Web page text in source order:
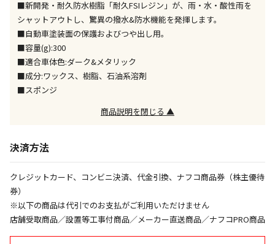
す
特定の店舗のみで受取ができる商品です（宅配便での
お届けができません）
※同時購入の商品は、全て同じ店舗での受取となりま
す
が、ご購入手続きを分けてお買い求めください
※「宅配・店舗受取」「宅配のみ」マークの商品のみ
午前9時までのご注文確定した商品については、当日に
■新開発・耐久防水樹脂「耐久FSIレジン」が、雨・水・酸性雨を
シャットアウトし、驚異の撥水&防水機能を発揮します。
■自動車塗装面の保護およびつや出し用。
■容量(g):300
■適合車体色:ダーク&メタリック
■成分:ワックス、樹脂、石油系溶剤
■スポンジ
商品説明を閉じる ▲
決済方法
クレジットカード、コンビニ決済、代金引換、ナフコ商品券（株主優待
券）
※以下の商品は代引でのお支払がご利用いただけません
店舗受取商品／設置等工事付商品／メーカー直送商品／ナフコPRO商品